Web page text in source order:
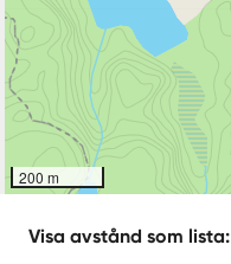
200 m
Visa avstånd som lista: